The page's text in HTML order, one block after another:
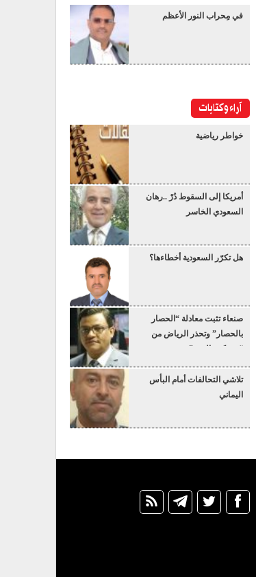
في مِحراب النور الأعظم
آراء وكتابات
خواطر رياضية
أمريكا إلى السقوط دُرْ ..رهان
السعودي الخاسر
هل تكرّر السعودية أخطاءها؟
صنعاء تثبت معادلة “الحصار
بالحصار” وتحذر الرياض من
“عسكرة البحر”
تلاشي التحالفات أمام البأس
اليماني